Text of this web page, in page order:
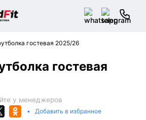
гостевая 2025/26
гостевая
• Добавить в избранное